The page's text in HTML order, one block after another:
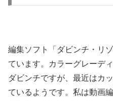
編集ソフト「ダビンチ・リ
ています。カラーグレーデ
ダビンチですが、最近はカ
ているようです。私は動画